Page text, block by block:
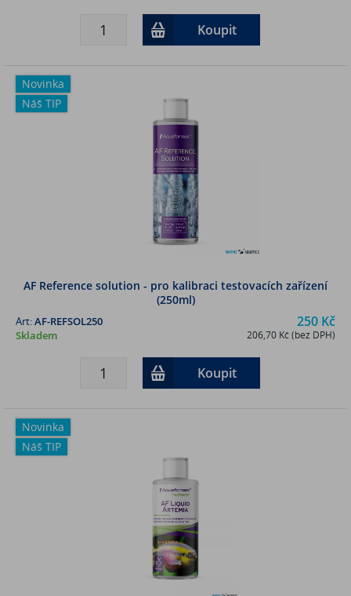
Koupit
Novinka
Náš TIP
AF Reference solution - pro kalibraci testovacích zařízení
(250ml)
250 Kč
206,70 Kč (bez DPH)
Art:AF-REFSOL250
Skladem
Koupit
Novinka
Náš TIP